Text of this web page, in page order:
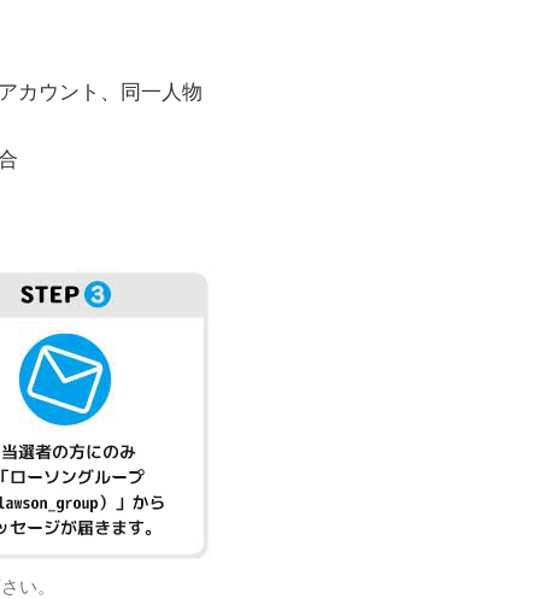
カウント、同一人物
い。